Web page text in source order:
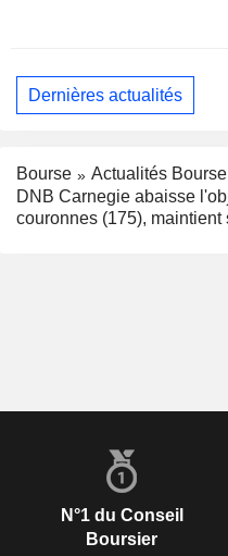
Dernières actualités
Bourse
Actualités Bourse
DNB Carnegie abaisse
couronnes (175),
N°1 du Conseil
Boursier